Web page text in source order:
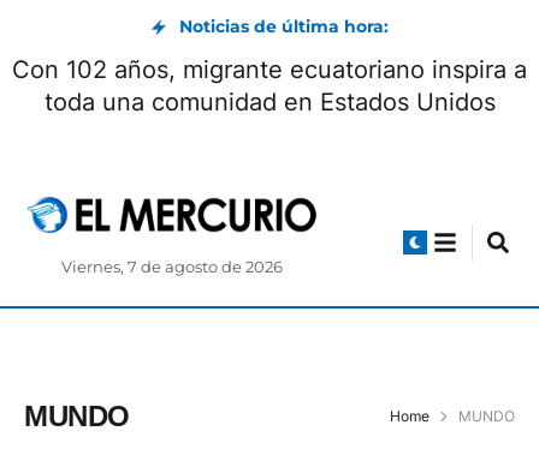
Noticias de última hora:
Con 102 años, migrante ecuatoriano inspira a
toda una comunidad en Estados Unidos
Viernes, 7 de agosto de 2026
MUNDO Home MUNDO